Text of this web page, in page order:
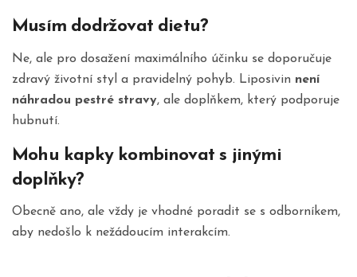
Musím dodržovat dietu?
Ne, ale pro dosažení maximálního účinku se doporučuje
zdravý životní styl a pravidelný pohyb. Liposivin není
náhradou pestré stravy, ale doplňkem, který podporuje
hubnutí.
Mohu kapky kombinovat s jinými
doplňky?
Obecně ano, ale vždy je vhodné poradit se s odborníkem,
aby nedošlo k nežádoucím interakcím.